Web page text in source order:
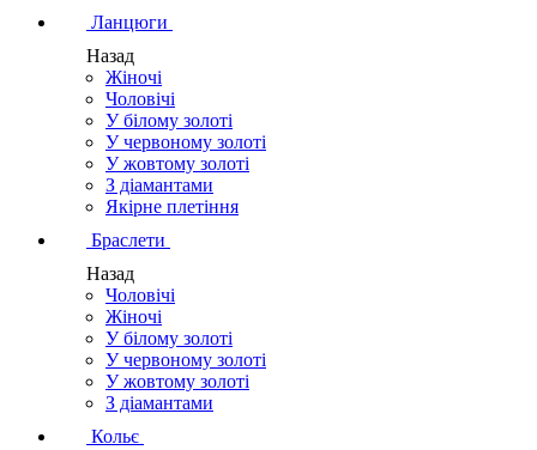
Ланцюги
Назад
Жіночі
Чоловічі
У білому золоті
У червоному золоті
У жовтому золоті
З діамантами
Якірне плетіння
Браслети
Назад
Чоловічі
Жіночі
У білому золоті
У червоному золоті
У жовтому золоті
З діамантами
Кольє